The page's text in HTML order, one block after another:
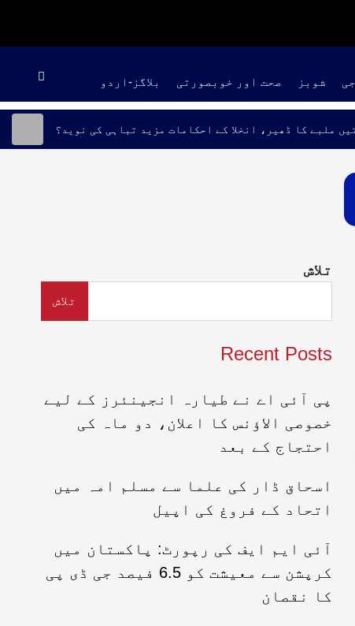
شوبز صحت اور خوبصورتی بلاگز-اردو
ملبے کا ڈھیر، انخلا کے احکامات مزید تباہی کی نوید؟
تلاش
تلاش
Recent Posts
پی آئی اے نے طیارہ انجینئرز کے لیے
خصوصی الاؤنس کا اعلان، دو ماہ کی
احتجاج کے بعد
اسحاق ڈار کی علما سے مسلم امہ میں
اتحاد کے فروغ کی اپیل
آئی ایم ایف کی رپورٹ: پاکستان میں
کرپشن سے معیشت کو 6.5 فیصد جی ڈی پی
کا نقصان